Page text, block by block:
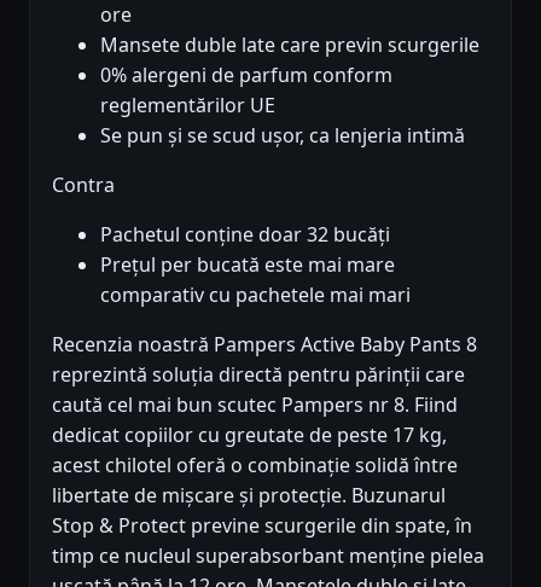
ore
Mansete duble late care previn scurgerile
0% alergeni de parfum conform
reglementărilor UE
Se pun și se scud ușor, ca lenjeria intimă
Contra
Pachetul conține doar 32 bucăți
Prețul per bucată este mai mare
comparativ cu pachetele mai mari
Recenzia noastră Pampers Active Baby Pants 8
reprezintă soluția directă pentru părinții care
caută cel mai bun scutec Pampers nr 8. Fiind
dedicat copiilor cu greutate de peste 17 kg,
acest chilotel oferă o combinație solidă între
libertate de mișcare și protecție. Buzunarul
Stop & Protect previne scurgerile din spate, în
timp ce nucleul superabsorbant menține pielea